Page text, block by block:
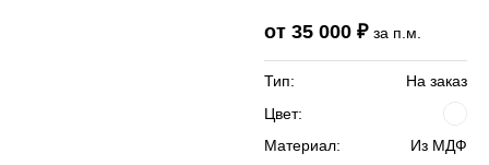
от 35 000 ₽ за п.м.
Тип:
На заказ
Цвет:
Материал:
Из МДФ